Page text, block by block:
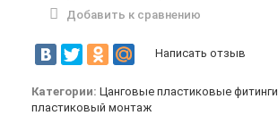
Добавить к сравнению
Написать отзыв
Категории: Цанговые пластиковые фитинги
пластиковый монтаж